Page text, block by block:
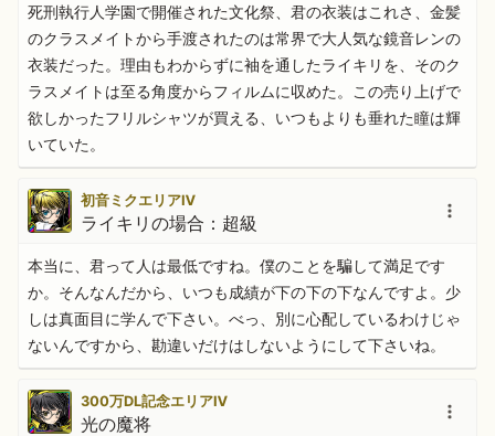
死刑執行人学園で開催された文化祭、君の衣装はこれさ、金髪
のクラスメイトから手渡されたのは常界で大人気な鏡音レンの
衣装だった。理由もわからずに袖を通したライキリを、そのク
ラスメイトは至る角度からフィルムに収めた。この売り上げで
欲しかったフリルシャツが買える、いつもよりも垂れた瞳は輝
いていた。
初音ミクエリアⅣ
ライキリの場合：超級
本当に、君って人は最低ですね。僕のことを騙して満足です
か。そんなんだから、いつも成績が下の下の下なんですよ。少
しは真面目に学んで下さい。べっ、別に心配しているわけじゃ
ないんですから、勘違いだけはしないようにして下さいね。
300万DL記念エリアⅣ
光の魔将